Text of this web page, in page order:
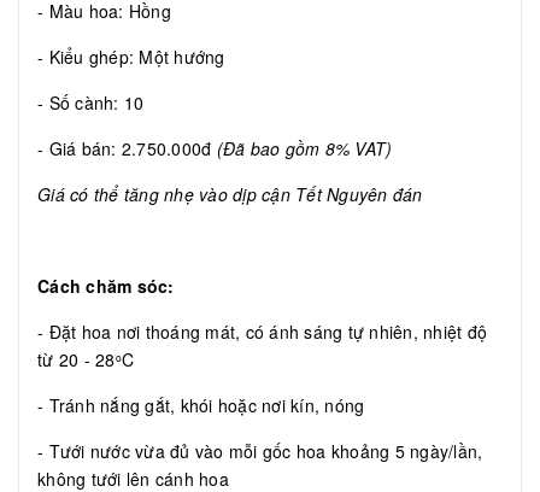
- Màu hoa: Hồng
- Kiểu ghép: Một hướng
- Số cành: 10
- Giá bán: 2.750.000đ (Đã bao gồm 8% VAT)
Giá có thể tăng nhẹ vào dịp cận Tết Nguyên đán
Cách chăm sóc:
- Đặt hoa nơi thoáng mát, có ánh sáng tự nhiên, nhiệt độ
từ 20 - 28oC
- Tránh nắng gắt, khói hoặc nơi kín, nóng
- Tưới nước vừa đủ vào mỗi gốc hoa khoảng 5 ngày/lần,
không tưới lên cánh hoa